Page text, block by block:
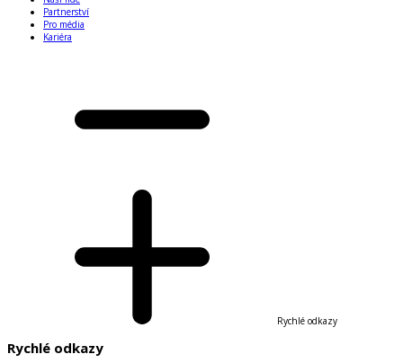
Partnerství
Pro média
Kariéra
Rychlé odkazy
Rychlé odkazy